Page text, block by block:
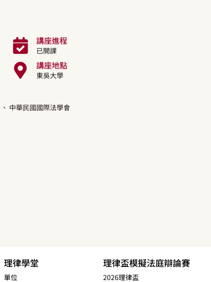
講座進程
已開課
講座地點
東吳大學
、 中華民國國際法學會
理律學堂
單位
理律盃模擬法庭辯論賽
2026理律盃